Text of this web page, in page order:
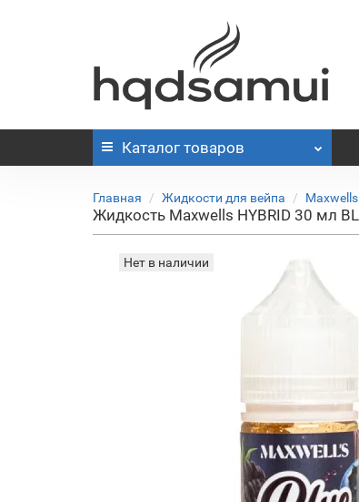
Каталог товаров
Главная Жидкости для вейпа Maxwells
Жидкость Maxwells HYBRID 30 мл
Нет в наличии